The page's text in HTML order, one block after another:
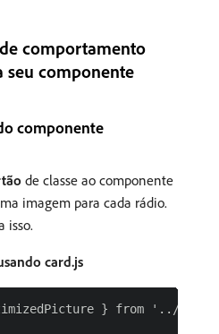
comportamento
seu componente
componente
de classe ao componente
imagem para cada rádio.
isso.
card.js
} from '../../